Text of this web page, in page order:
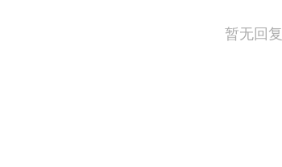
暂无回复